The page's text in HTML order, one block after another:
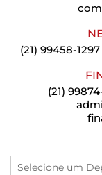
(21) 99458-1297
(21)